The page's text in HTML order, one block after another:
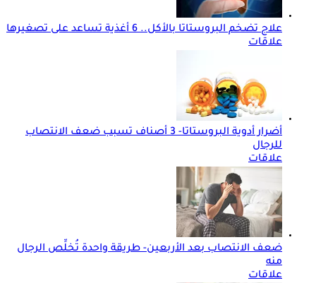
علاج تضخم البروستاتا بالأكل.. 6 أغذية تساعد على تصغيرها
علاقات
أضرار أدوية البروستاتا- 3 أصناف تسبب ضعف الانتصاب
للرجال
علاقات
ضعف الانتصاب بعد الأربعين- طريقة واحدة تُخلِّص الرجال
منه
علاقات